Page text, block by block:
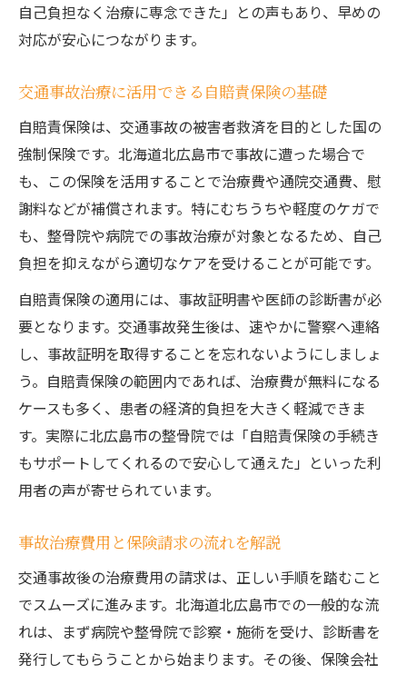
自己負担なく治療に専念できた」との声もあり、早めの
対応が安心につながります。
交通事故治療に活用できる自賠責保険の基礎
自賠責保険は、交通事故の被害者救済を目的とした国の
強制保険です。北海道北広島市で事故に遭った場合で
も、この保険を活用することで治療費や通院交通費、慰
謝料などが補償されます。特にむちうちや軽度のケガで
も、整骨院や病院での事故治療が対象となるため、自己
負担を抑えながら適切なケアを受けることが可能です。
自賠責保険の適用には、事故証明書や医師の診断書が必
要となります。交通事故発生後は、速やかに警察へ連絡
し、事故証明を取得することを忘れないようにしましょ
う。自賠責保険の範囲内であれば、治療費が無料になる
ケースも多く、患者の経済的負担を大きく軽減できま
す。実際に北広島市の整骨院では「自賠責保険の手続き
もサポートしてくれるので安心して通えた」といった利
用者の声が寄せられています。
事故治療費用と保険請求の流れを解説
交通事故後の治療費用の請求は、正しい手順を踏むこと
でスムーズに進みます。北海道北広島市での一般的な流
れは、まず病院や整骨院で診察・施術を受け、診断書を
発行してもらうことから始まります。その後、保険会社